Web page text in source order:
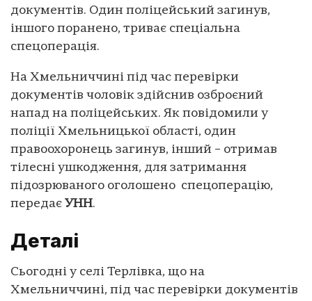
документів. Один поліцейський загинув,
іншого поранено, триває спеціальна
спецоперація.
На Хмельниччині під час перевірки
документів чоловік здійснив озброєний
напад на поліцейських. Як повідомили у
поліції Хмельницької області, один
правоохоронець загинув, інший – отримав
тілесні ушкодження, для затримання
підозрюваного оголошено спецоперацію,
передає УНН.
Деталі
Сьогодні у селі Терлівка, що на
Хмельниччині, під час перевірки документів